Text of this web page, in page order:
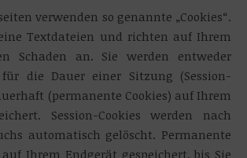
verwenden so genannte „Cookies“.
Textdateien und richten auf Ihrem
Schaden an. Sie werden entweder
für die Dauer einer Sitzung (Session-
(permanente Cookies) auf Ihrem
Session-Cookies werden nach
automatisch gelöscht. Permanente
auf Ihrem Endgerät gespeichert, bis Sie